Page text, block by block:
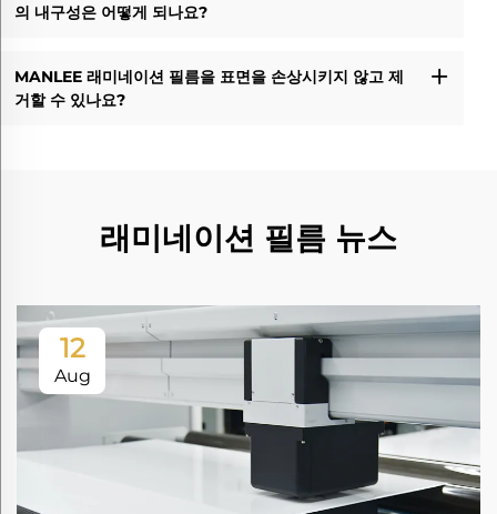
의 내구성은 어떻게 되나요?
MANLEE 래미네이션 필름을 표면을 손상시키지 않고 제
거할 수 있나요?
래미네이션 필름 뉴스
12
Aug